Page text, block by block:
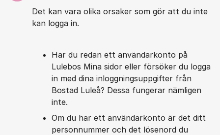
Det kan vara olika orsaker som gör att du inte
kan logga in.
Har du redan ett användarkonto på
Lulebos Mina sidor eller försöker du logga
in med dina inloggningsuppgifter från
Bostad Luleå? Dessa fungerar nämligen
inte.
Om du har ett användarkonto är det ditt
personnummer och det lösenord du